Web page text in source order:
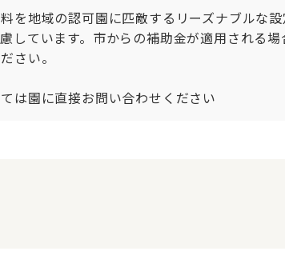
を地域の認可園に匹敵するリーズナブルな
しています。市からの補助金が適用される
さい。
は園に直接お問い合わせください